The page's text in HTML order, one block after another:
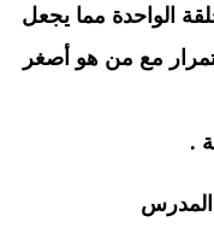
الواحدة مما يجعل
مع من هو أصغر
.